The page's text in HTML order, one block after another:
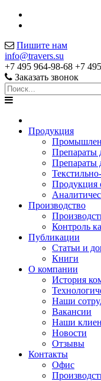
Пишите нам
info@travers.su
+7 495 964-98-68 +7
Заказать звонок
Продукция
Препараты
Препараты
Продукция
Производство
Контроль
Публикации
Статьи и
Книги
О компании
История
Наши
Вакансии
Наши
Новости
Отзывы
Контакты
Офис